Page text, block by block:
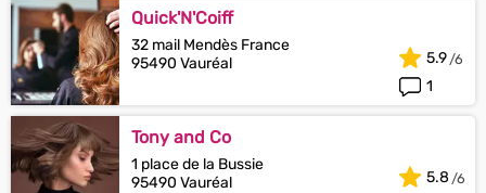
Quick'N'Coiff
32 mail Mendès France
95490 Vauréal
1
5.9
Tony and Co
1 place de la Bussie
95490 Vauréal
5.8